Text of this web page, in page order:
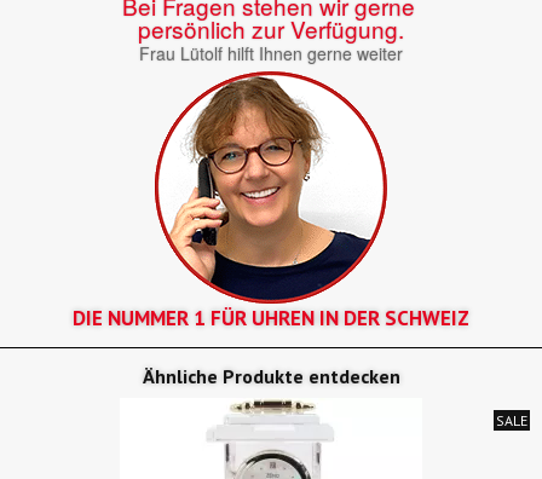
persönlich zur Verfügung.
Frau Lütolf hilft Ihnen gerne weiter
DIE NUMMER 1 FÜR UHREN IN DER SCHWEIZ
Ähnliche Produkte entdecken
SALE